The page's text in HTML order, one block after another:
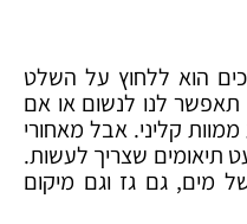
הוא ללחוץ על השלט
לנו לנשום או אם
קליני. אבל מאחורי
תיאומים שצריך לעשות.
מים, גם גז וגם מיקום